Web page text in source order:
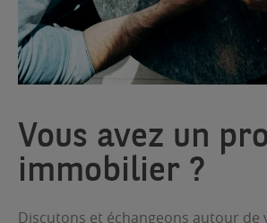
Vous avez un
immobilier ?
Discutons et échangeons autour de